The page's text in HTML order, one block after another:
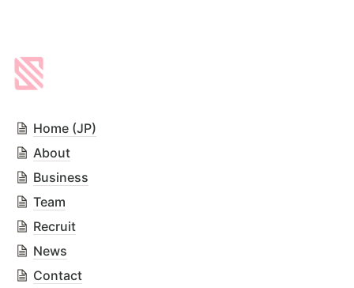
Home (JP)
About
Business
Team
Recruit
News
Contact